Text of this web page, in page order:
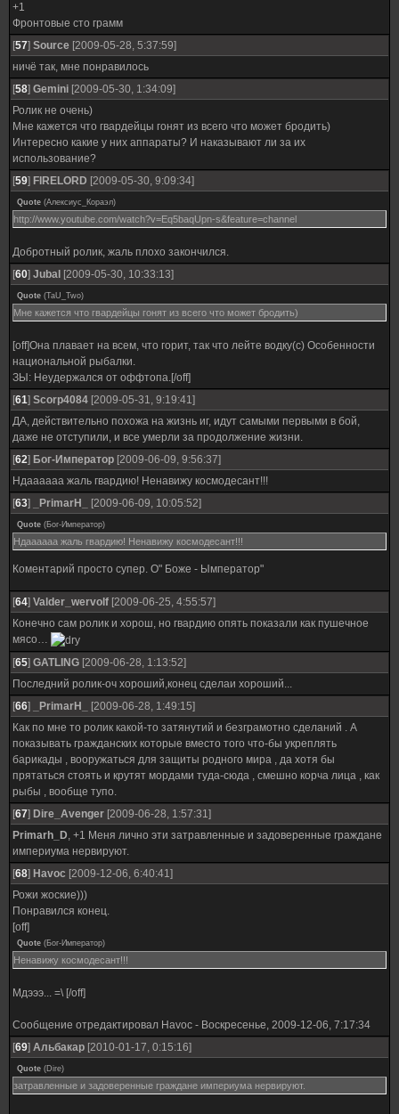
+1
Фронтовые сто грамм
[57] Source [2009-05-28, 5:37:59]
ничё так, мне понравилось
[58] Gemini [2009-05-30, 1:34:09]
Ролик не очень)
Мне кажется что гвардейцы гонят из всего что может бродить)
Интересно какие у них аппараты? И наказывают ли за их
использование?
[59] FIRELORD [2009-05-30, 9:09:34]
Quote (Алексиус_Кораэл)
http://www.youtube.com/watch?v=Eq5baqUpn-s&feature=channel
Добротный ролик, жаль плохо закончился.
[60] Jubal [2009-05-30, 10:33:13]
Quote (TaU_Two)
Мне кажется что гвардейцы гонят из всего что может бродить)
[off]Она плавает на всем, что горит, так что лейте водку(с) Особенности
национальной рыбалки.
ЗЫ: Неудержался от оффтопа.[/off]
[61] Scorp4084 [2009-05-31, 9:19:41]
ДА, действительно похожа на жизнь иг, идут самыми первыми в бой,
даже не отступили, и все умерли за продолжение жизни.
[62] Бог-Император [2009-06-09, 9:56:37]
Ндаааааа жаль гвардию! Ненавижу космодесант!!!
[63] _PrimarH_ [2009-06-09, 10:05:52]
Quote (Бог-Император)
Ндаааааа жаль гвардию! Ненавижу космодесант!!!
Коментарий просто супер. О" Боже - Ымператор"
[64] Valder_wervolf [2009-06-25, 4:55:57]
Конечно сам ролик и хорош, но гвардию опять показали как пушечное
мясо…
[65] GATLING [2009-06-28, 1:13:52]
Последний ролик-оч хороший,конец сделаи хороший...
[66] _PrimarH_
[2009-06-28, 1:49:15]
Как по мне то ролик какой-то затянутий и безграмотно сделаний . А
показывать гражданских которые вместо того что-бы укреплять
барикады , вооружаться для защиты родного мира , да хотя бы
прятаться стоять и крутят мордами туда-сюда , смешно корча лица , как
рыбы , вообще тупо.
[67] Dire_Avenger [2009-06-28, 1:57:31]
Primarh_D, +1 Меня лично эти затравленные и задоверенные граждане
империума нервируют.
[68] Havoc [2009-12-06, 6:40:41]
Рожи жоские)))
Понравился конец.
[off]
Quote (Бог-Император)
Ненавижу космодесант!!!
Мдэээ... =\ [/off]
Сообщение отредактировал Havoc - Воскресенье, 2009-12-06, 7:17:34
[69] Альбакар [2010-01-17, 0:15:16]
Quote (Dire)
затравленные и задоверенные граждане империума нервируют.